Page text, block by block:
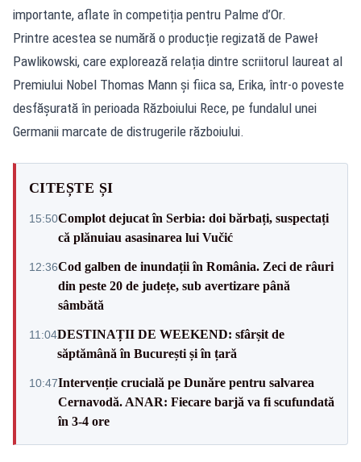
importante, aflate în competiția pentru Palme d’Or.
Printre acestea se numără o producție regizată de Paweł
Pawlikowski, care explorează relația dintre scriitorul laureat al
Premiului Nobel Thomas Mann și fiica sa, Erika, într-o poveste
desfășurată în perioada Războiului Rece, pe fundalul unei
Germanii marcate de distrugerile războiului.
CITEȘTE ȘI
15:50Complot dejucat în Serbia: doi bărbați, suspectați
că plănuiau asasinarea lui Vučić
12:36Cod galben de inundații în România. Zeci de râuri
din peste 20 de județe, sub avertizare până
sâmbătă
11:04DESTINAȚII DE WEEKEND: sfârșit de
săptămână în București și în țară
10:47Intervenție crucială pe Dunăre pentru salvarea
Cernavodă. ANAR: Fiecare barjă va fi scufundată
în 3-4 ore